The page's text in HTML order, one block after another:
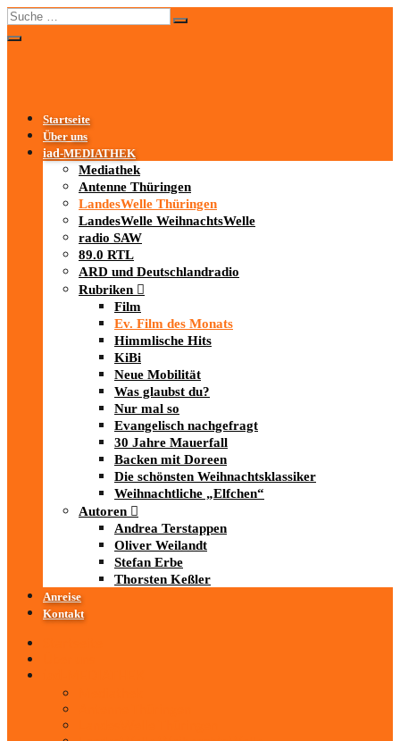
Startseite
Über uns
iad-MEDIATHEK
Mediathek
Antenne Thüringen
LandesWelle Thüringen
LandesWelle WeihnachtsWelle
radio SAW
89.0 RTL
ARD und Deutschlandradio
Rubriken
Film
Ev. Film des Monats
Himmlische Hits
KiBi
Neue Mobilität
Was glaubst du?
Nur mal so
Evangelisch nachgefragt
30 Jahre Mauerfall
Backen mit Doreen
Die schönsten Weihnachtsklassiker
Weihnachtliche „Elfchen“
Autoren
Andrea Terstappen
Oliver Weilandt
Stefan Erbe
Thorsten Keßler
Anreise
Kontakt